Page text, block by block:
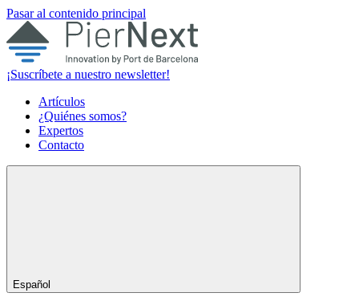
Pasar al contenido principal
¡Suscríbete a nuestro newsletter!
Artículos
¿Quiénes somos?
Expertos
Contacto
Español